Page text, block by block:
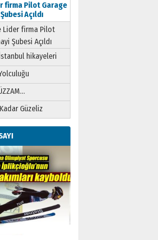
firma Pilot Garage
Açıldı
Lider firma Pilot
Şubesi Açıldı
hikayeleri
Güzeliz
GÜLERCİ
Aileyi Korumak